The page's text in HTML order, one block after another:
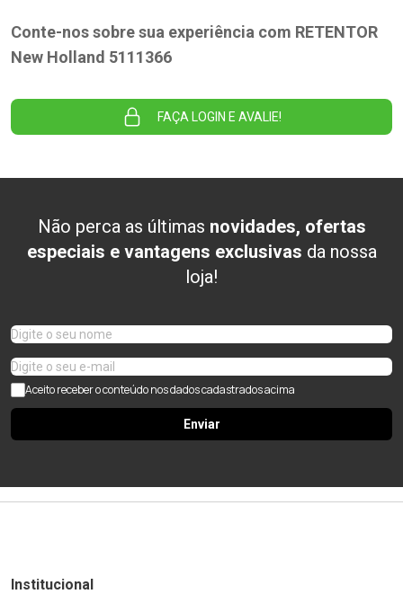
Conte-nos sobre sua experiência com RETENTOR
New Holland 5111366
FAÇA LOGIN E AVALIE!
Não perca as últimas novidades, ofertas
especiais e vantagens exclusivas da nossa
loja!
Aceito receber o conteúdo nos dados cadastrados acima
Enviar
Institucional